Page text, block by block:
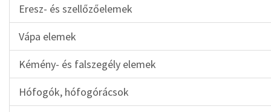
Eresz- és szellőzőelemek
Vápa elemek
Kémény- és falszegély elemek
Hófogók, hófogórácsok